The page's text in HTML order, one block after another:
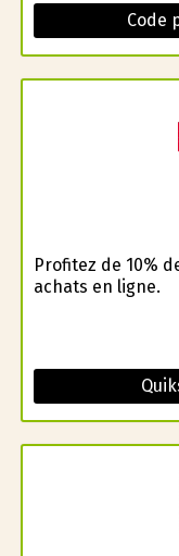
Code
Profitez de 10%
achats en ligne.